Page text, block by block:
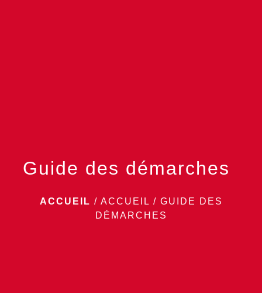
Guide des démarches
ACCUEIL / ACCUEIL / GUIDE DES
DÉMARCHES